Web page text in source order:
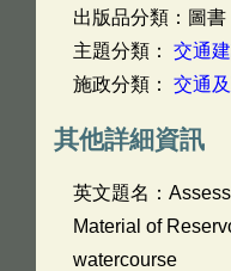
出版品分類：圖書
主題分類： 交通
施政分類： 交通
其他詳細資訊
英文題名：
Material of
watercourse